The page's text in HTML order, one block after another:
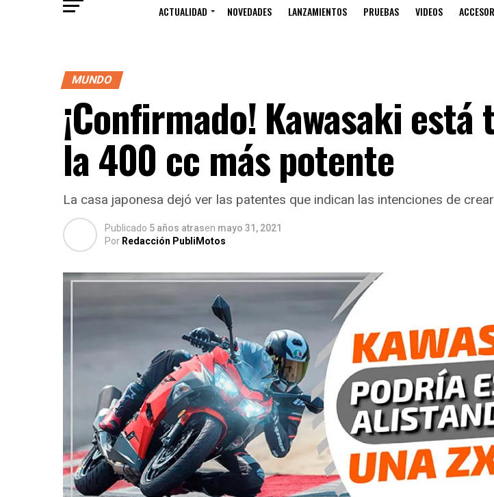
ACTUALIDAD NOVEDADES LANZAMIENTOS PRUEBAS VIDEOS
MUNDO
¡Confirmado! Kawasaki
la 400 cc más potente
La casa japonesa dejó ver las patentes que indican las intenciones de
Publicado 5 años atrasen mayo 31, 2021
Por Redacción PubliMotos